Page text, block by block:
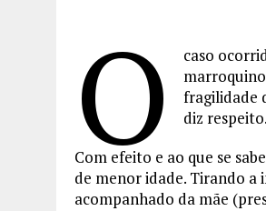
O
caso
fragilidade
diz respeito.
Com efeito e ao que se
de menor idade. Tirando
acompanhado da mãe